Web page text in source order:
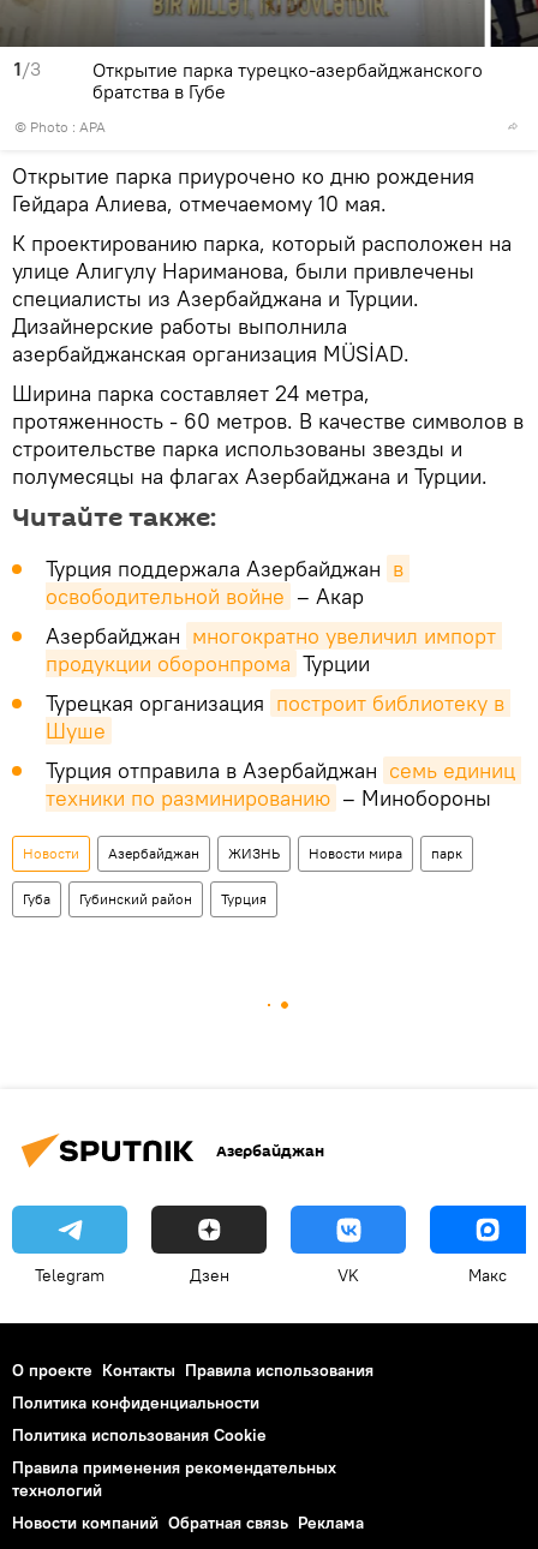
1/3
© Photo : APA
Открытие парка турецко-азербайджанского
братства в Губе
Открытие парка приурочено ко дню рождения
Гейдара Алиева, отмечаемому 10 мая.
К проектированию парка, который расположен на
улице Алигулу Нариманова, были привлечены
специалисты из Азербайджана и Турции.
Дизайнерские работы выполнила
азербайджанская организация MÜSİAD.
Ширина парка составляет 24 метра,
протяженность - 60 метров. В качестве символов в
строительстве парка использованы звезды и
полумесяцы на флагах Азербайджана и Турции.
Читайте также:
Турция поддержала Азербайджан в
освободительной войне – Акар
Азербайджан многократно увеличил импорт
продукции оборонпрома Турции
Турецкая организация построит библиотеку в
Шуше
Турция отправила в Азербайджан семь единиц
техники по разминированию – Минобороны
Новости Азербайджан ЖИЗНЬ Новости мира парк
Губа Губинский район Турция
Азербайджан
Telegram Дзен VK Макс
О проекте Контакты Правила использования
Политика конфиденциальности
Политика использования Cookie
Правила применения рекомендательных
технологий
Новости компаний Обратная связь Реклама